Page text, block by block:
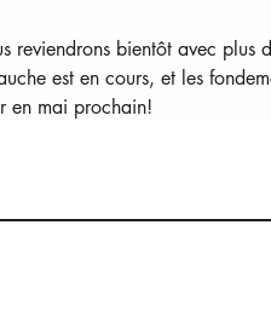
bientôt avec plus
est en cours, et les
en mai prochain!